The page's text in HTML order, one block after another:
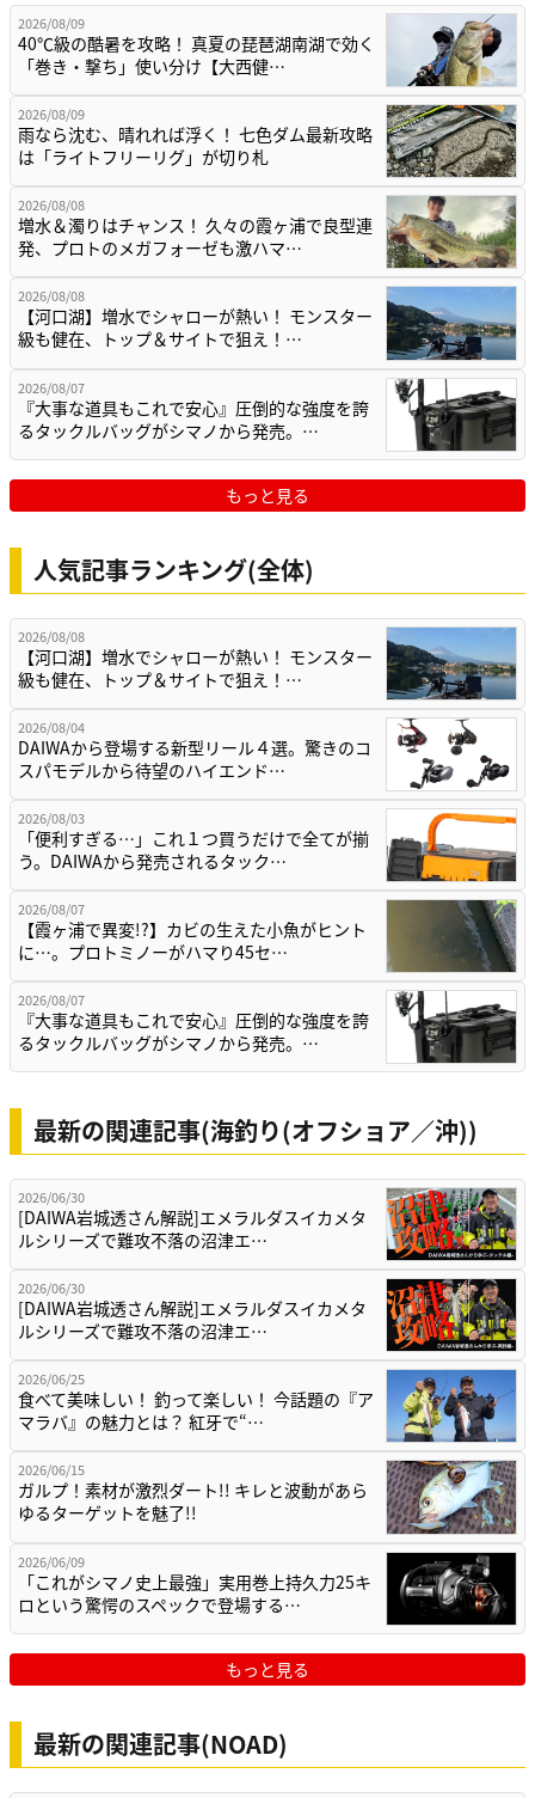
2026/08/09
40℃級の酷暑を攻略！ 真夏の琵琶湖南湖で効く
「巻き・撃ち」使い分け【大西健…
2026/08/09
雨なら沈む、晴れれば浮く！ 七色ダム最新攻略
は「ライトフリーリグ」が切り札
2026/08/08
増水＆濁りはチャンス！ 久々の霞ヶ浦で良型連
発、プロトのメガフォーゼも激ハマ…
2026/08/08
【河口湖】増水でシャローが熱い！ モンスター
級も健在、トップ＆サイトで狙え！…
2026/08/07
『大事な道具もこれで安心』圧倒的な強度を誇
るタックルバッグがシマノから発売。…
もっと見る
人気記事ランキング(全体)
2026/08/08
【河口湖】増水でシャローが熱い！ モンスター
級も健在、トップ＆サイトで狙え！…
2026/08/04
DAIWAから登場する新型リール４選。驚きのコ
スパモデルから待望のハイエンド…
2026/08/03
「便利すぎる…」これ１つ買うだけで全てが揃
う。DAIWAから発売されるタック…
2026/08/07
【霞ヶ浦で異変!?】カビの生えた小魚がヒント
に…。プロトミノーがハマり45セ…
2026/08/07
『大事な道具もこれで安心』圧倒的な強度を誇
るタックルバッグがシマノから発売。…
最新の関連記事(海釣り(オフショア／沖))
2026/06/30
[DAIWA岩城透さん解説]エメラルダスイカメタ
ルシリーズで難攻不落の沼津エ…
2026/06/30
[DAIWA岩城透さん解説]エメラルダスイカメタ
ルシリーズで難攻不落の沼津エ…
2026/06/25
食べて美味しい！ 釣って楽しい！ 今話題の『ア
マラバ』の魅力とは？ 紅牙で“…
2026/06/15
ガルプ！素材が激烈ダート!! キレと波動があら
ゆるターゲットを魅了!!
2026/06/09
「これがシマノ史上最強」実用巻上持久力25キ
ロという驚愕のスペックで登場する…
もっと見る
最新の関連記事(NOAD)